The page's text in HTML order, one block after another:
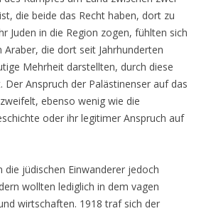
die beide das Recht haben, dort zu
Juden in die Region zogen, fühlten sich
Araber, die dort seit Jahrhunderten
Mehrheit darstellten, durch diese
Der Anspruch der Palästinenser auf das
ebenso wenig wie die
oder ihr legitimer Anspruch auf
die jüdischen Einwanderer jedoch
wollten lediglich in dem vagen
wirtschaften. 1918 traf sich der